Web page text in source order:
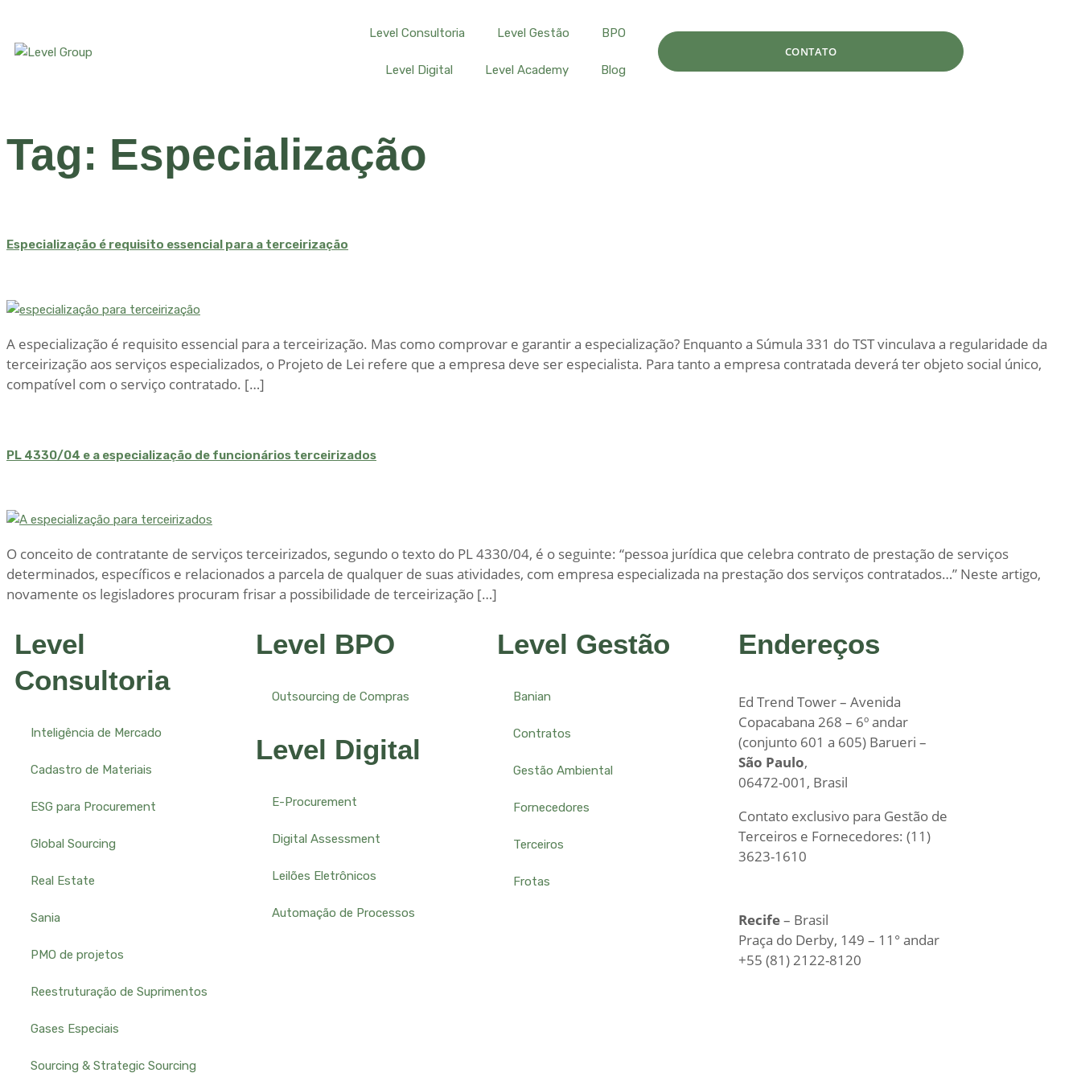
Level Consultoria Level Gestão BPO
Level Digital Level Academy Blog
CONTATO
Tag: Especialização
Especialização é requisito essencial para a terceirização
A especialização é requisito essencial para a terceirização. Mas como comprovar e garantir a especialização? Enquanto a Súmula 331 do TST vinculava a regularidade da
terceirização aos serviços especializados, o Projeto de Lei refere que a empresa deve ser especialista. Para tanto a empresa contratada deverá ter objeto social único,
compatível com o serviço contratado. […]
PL 4330/04 e a especialização de funcionários terceirizados
O conceito de contratante de serviços terceirizados, segundo o texto do PL 4330/04, é o seguinte: “pessoa jurídica que celebra contrato de prestação de serviços
determinados, específicos e relacionados a parcela de qualquer de suas atividades, com empresa especializada na prestação dos serviços contratados…” Neste artigo,
novamente os legisladores procuram frisar a possibilidade de terceirização […]
Level
Consultoria
Inteligência de Mercado
Cadastro de Materiais
ESG para Procurement
Global Sourcing
Real Estate
Sania
PMO de projetos
Reestruturação de Suprimentos
Gases Especiais
Sourcing & Strategic Sourcing
Level BPO
Outsourcing de Compras
Level Digital
E-Procurement
Digital Assessment
Leilões Eletrônicos
Automação de Processos
Level Gestão
Banian
Contratos
Gestão Ambiental
Fornecedores
Terceiros
Frotas
Endereços
Ed Trend Tower – Avenida
Copacabana 268 – 6º andar
(conjunto 601 a 605) Barueri –
São Paulo,
06472-001, Brasil
Contato exclusivo para Gestão de
Terceiros e Fornecedores: (11)
3623-1610
Recife– Brasil
Praça do Derby, 149 – 11° andar
+55 (81) 2122-8120